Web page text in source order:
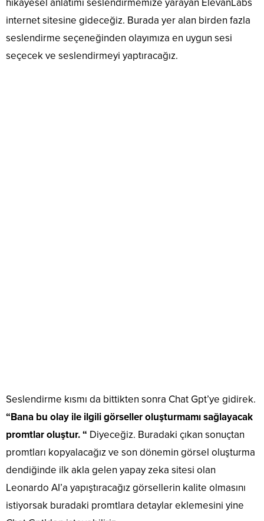
hikayesel anlatımı seslendirmemize yarayan ElevanLabs
internet sitesine gideceğiz. Burada yer alan birden fazla
seslendirme seçeneğinden olayımıza en uygun sesi
seçecek ve seslendirmeyi yaptıracağız.
Seslendirme kısmı da bittikten sonra Chat Gpt’ye gidirek.
“Bana bu olay ile ilgili görseller oluşturmamı sağlayacak
promtlar oluştur. “ Diyeceğiz. Buradaki çıkan sonuçtan
promtları kopyalacağız ve son dönemin görsel oluşturma
dendiğinde ilk akla gelen yapay zeka sitesi olan
Leonardo AI’a yapıştıracağız görsellerin kalite olmasını
istiyorsak buradaki promtlara detaylar eklemesini yine